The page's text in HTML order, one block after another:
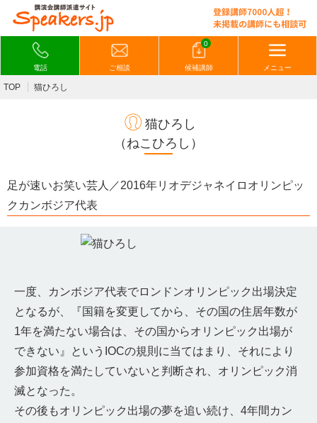
電話 ご相談
0
候補講師 メニュー
TOP 猫ひろし
猫ひろし
（ねこひろし）
足が速いお笑い芸人／2016年リオデジャネイロオリンピッ
クカンボジア代表
一度、カンボジア代表でロンドンオリンピック出場決定
となるが、『国籍を変更してから、その国の住居年数が
1年を満たない場合は、その国からオリンピック出場が
できない』というIOCの規則に当てはまり、それにより
参加資格を満たしていないと判断され、オリンピック消
滅となった。
その後もオリンピック出場の夢を追い続け、4年間カン